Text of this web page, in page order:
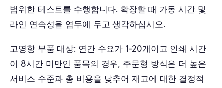
범위한 테스트를 수행합니다. 확장할 때 가동 시간 및
라인 연속성을 염두에 두고 생각하십시오.
고영향 부품 대상: 연간 수요가 1-20개이고 인쇄 시간
이 8시간 미만인 품목의 경우, 주문형 방식은 더 높은
서비스 수준과 총 비용을 낮추어 재고에 대한 결정적